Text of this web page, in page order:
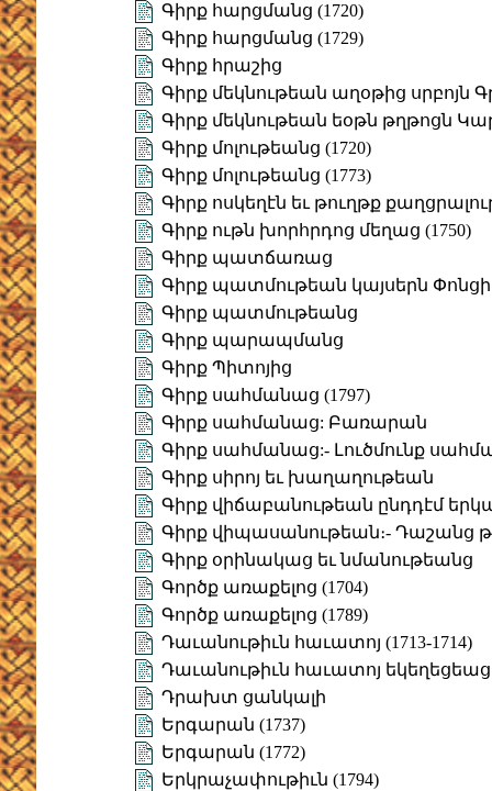
Գիրք հարցմանց (1720)
Գիրք հարցմանց (1729)
Գիրք հրաշից
Գիրք մեկնութեան աղօթից սրբոյն
Գիրք մեկնութեան եօթն թղթոցն
Գիրք մոլութեանց (1720)
Գիրք մոլութեանց (1773)
Գիրք ոսկեղէն եւ թուղթք
Գիրք ութն խորհրդոց մեղաց (1750)
Գիրք պատճառաց
Գիրք պատմութեան կայսերն
Գիրք պատմութեանց
Գիրք պարապմանց
Գիրք Պիտոյից
Գիրք սահմանաց (1797)
Գիրք սահմանաց: Բառարան
Գիրք սահմանաց:- Լուծմունք
Գիրք սիրոյ եւ խաղաղութեան
Գիրք վիճաբանութեան ընդդէմ
Գիրք վիպասանութեան։- Դաշանց
Գիրք օրինակաց եւ նմանութեանց
Գործք առաքելոց (1704)
Գործք առաքելոց (1789)
Դաւանութիւն հաւատոյ (1713-1714)
Դաւանութիւն հաւատոյ
Դրախտ ցանկալի
Երգարան (1737)
Երգարան (1772)
Երկրաչափութիւն (1794)